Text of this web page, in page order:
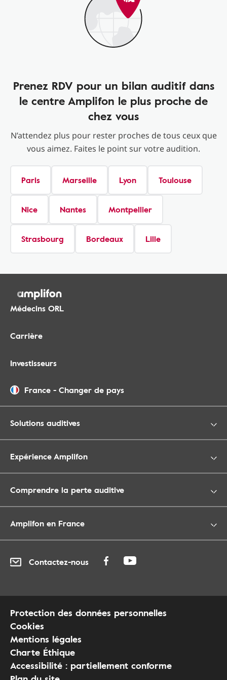
Prenez RDV pour un bilan auditif dans
le centre Amplifon le plus proche de
chez vous
N’attendez plus pour rester proches de tous ceux que
vous aimez. Faites le point sur votre audition.
Paris Marseille Lyon Toulouse
Nice Nantes Montpellier
Strasbourg Bordeaux Lille
Médecins ORL
Carrière
Investisseurs
France - Changer de pays
Solutions auditives
Expérience Amplifon
Comprendre la perte auditive
Amplifon en France
Contactez-nous
Protection des données personnelles
Cookies
Mentions légales
Charte Éthique
Accessibilité : partiellement conforme